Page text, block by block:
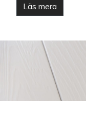
Läs mera